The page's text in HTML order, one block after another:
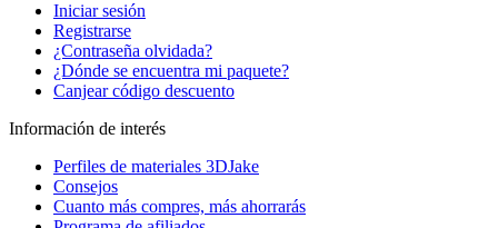
Iniciar sesión
Registrarse
¿Contraseña olvidada?
¿Dónde se encuentra mi paquete?
Canjear código descuento
Información de interés
Perfiles de materiales 3DJake
Consejos
Cuanto más compres, más ahorrarás